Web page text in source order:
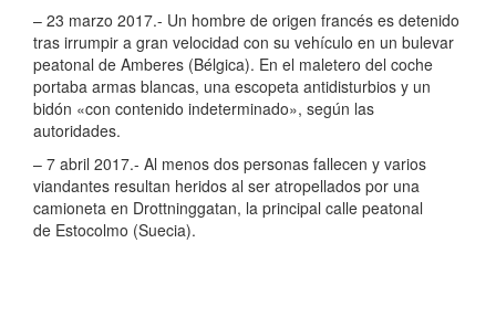
– 23 marzo 2017.- Un hombre de origen francés es detenido
tras irrumpir a gran velocidad con su vehículo en un bulevar
peatonal de Amberes (Bélgica). En el maletero del coche
portaba armas blancas, una escopeta antidisturbios y un
bidón «con contenido indeterminado», según las
autoridades.
– 7 abril 2017.- Al menos dos personas fallecen y varios
viandantes resultan heridos al ser atropellados por una
camioneta en Drottninggatan, la principal calle peatonal
de Estocolmo (Suecia).